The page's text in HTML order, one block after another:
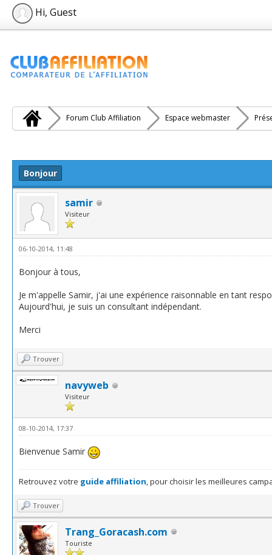
Hi, Guest
Forum Club Affiliation Espace webmaster
Bonjour
samir
Visiteur
06-10-2014, 11:48
Bonjour à tous,
Je m'appelle Samir, j'ai une expérience raisonnable en tant
Aujourd'hui, je suis un consultant indépendant.
Merci
Trouver
navyweb
Visiteur
08-10-2014, 17:37
Bienvenue Samir
Retrouvez votre guide affiliation, pour choisir les meilleures
Trouver
Trang_Goracash.com
Touriste